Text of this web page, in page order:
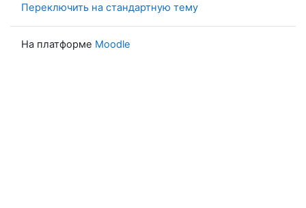
Переключить на стандартную тему
На платформе Moodle